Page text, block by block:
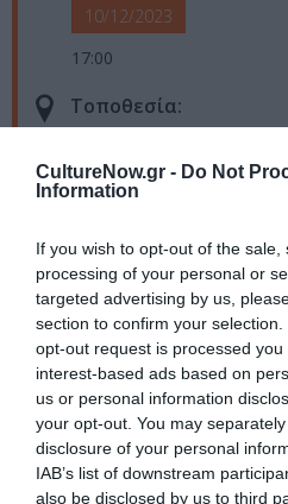
CultureNow.gr - Do Not
Information
If you wish to opt-out of the
processing of your personal or
targeted advertising by us,
section to confirm your
opt-out request is processed
interest-based ads based on
us or personal information
your opt-out. You may
disclosure of your personal
IAB’s list of downstream
also be disclosed by us to third
10/12/2023
17:00
Τοποθεσία:
Πατησίων 101, Αθήνα
Eισιτήρια:
7€
Πληροφορίες /
psychoanalysis.gr trianon.gr
Ακολουθήστε το